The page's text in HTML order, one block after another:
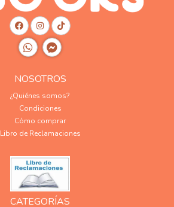
NOSOTROS
¿Quiénes somos?
Condiciones
Cómo comprar
Libro de Reclamaciones
CATEGORÍAS